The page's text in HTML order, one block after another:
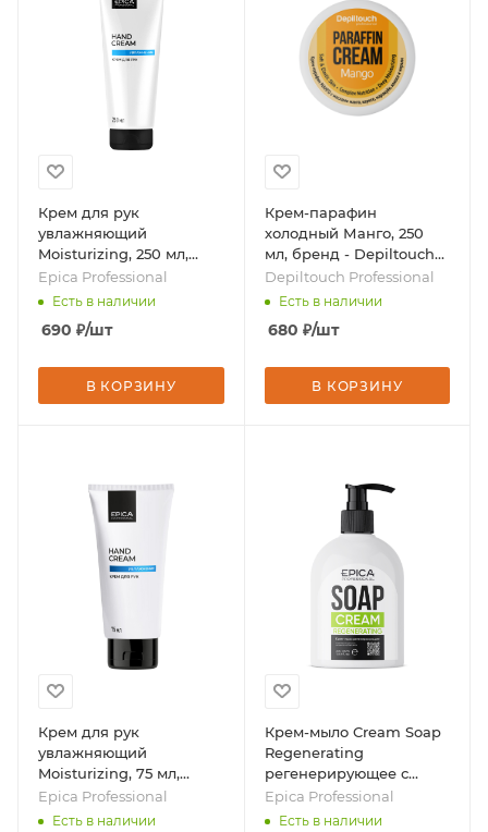
Крем для рук
увлажняющий
Moisturizing, 250 мл,
бренд - Epica
Professional
Epica Professional
Есть в наличии
690 ₽/шт
В КОРЗИНУ
Крем-парафин
холодный Манго, 250
мл, бренд - Depiltouch
Professional
Depiltouch Professional
Есть в наличии
680 ₽/шт
В КОРЗИНУ
Крем для рук
увлажняющий
Moisturizing, 75 мл,
бренд - Epica
Professional
Epica Professional
Есть в наличии
Крем-мыло Cream Soap
Regenerating
регенерирующее с
комплексом цветочных
экстрактов и
Epica Professional
Есть в наличии